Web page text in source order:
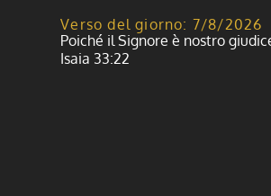
Verso del giorno: 7/8/2026
Poiché il Signore è nostro
Isaia 33:22